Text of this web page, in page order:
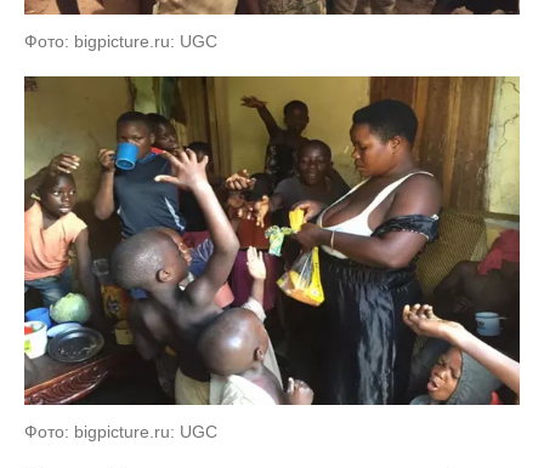
Фото: bigpicture.ru: UGC
Фото: bigpicture.ru: UGC